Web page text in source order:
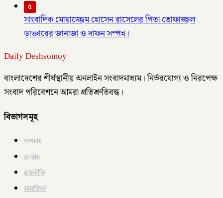
৫
সাংবাদিক মোয়াজ্জেম হোসেন রাসেলের পিতা তোফাজ্জল
ডাক্তারের জানাজা ও দাফন সম্পন্ন।
Daily Deshsomoy
বাংলাদেশের শীর্ষস্থানীয় অনলাইন সংবাদমাধ্যম। নির্ভরযোগ্য ও নিরপেক্ষ
সংবাদ পরিবেশনে আমরা প্রতিশ্রুতিবদ্ধ।
বিভাগসমূহ
অপরাধ
জাতীয়
রাজনীতি
সামাজিক